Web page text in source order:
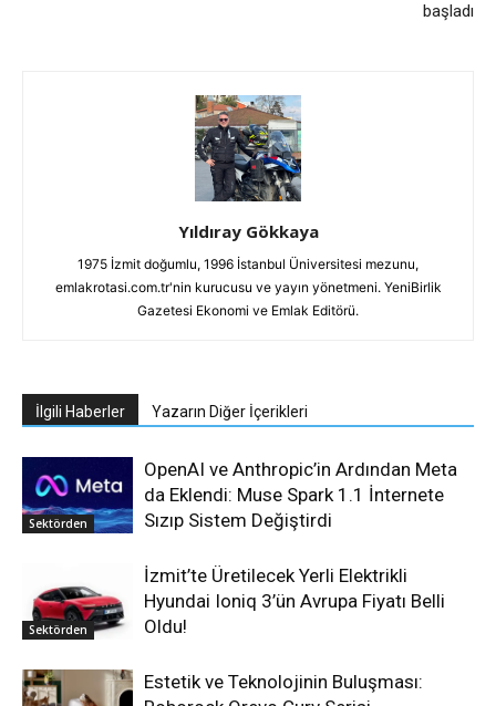
başladı
Yıldıray Gökkaya
1975 İzmit doğumlu, 1996 İstanbul Üniversitesi mezunu,
emlakrotasi.com.tr'nin kurucusu ve yayın yönetmeni. YeniBirlik
Gazetesi Ekonomi ve Emlak Editörü.
İlgili Haberler Yazarın Diğer İçerikleri
Sektörden
OpenAI ve Anthropic’in Ardından Meta
da Eklendi: Muse Spark 1.1 İnternete
Sızıp Sistem Değiştirdi
Sektörden
İzmit’te Üretilecek Yerli Elektrikli
Hyundai Ioniq 3’ün Avrupa Fiyatı Belli
Oldu!
Estetik ve Teknolojinin Buluşması: